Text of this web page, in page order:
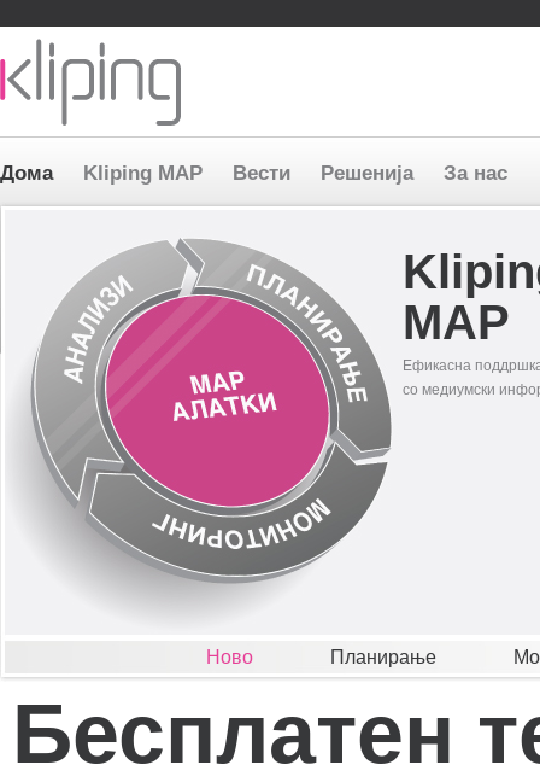
Skip
navigation
Дома Kliping MAP Вести Решенија За нас
MAP
Ефикасна
со медиумски
Ново Планирање
Бесплатен